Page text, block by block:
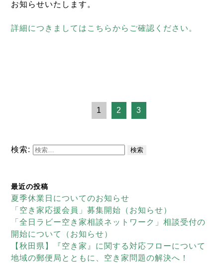
お知らせいたします。
詳細につきましてはこちらからご確認ください。
1 2 3
検索:
最近の投稿
夏季休業日についてのお知らせ
「空き家応援会員」募集開始（お知らせ）
「全日ラビー空き家相談ネットワーク」相談受付の
開始について（お知らせ）
【秋田県】『空き家』に関する対応フローについて
地域の郵便局とともに、空き家問題の解決へ！